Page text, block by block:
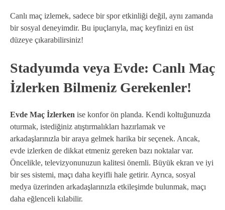
Canlı maç izlemek, sadece bir spor etkinliği değil, aynı zamanda
bir sosyal deneyimdir. Bu ipuçlarıyla, maç keyfinizi en üst
düzeye çıkarabilirsiniz!
Stadyumda veya Evde: Canlı Maç
İzlerken Bilmeniz Gerekenler!
Evde Maç İzlerken ise konfor ön planda. Kendi koltuğunuzda
oturmak, istediğiniz atıştırmalıkları hazırlamak ve
arkadaşlarınızla bir araya gelmek harika bir seçenek. Ancak,
evde izlerken de dikkat etmeniz gereken bazı noktalar var.
Öncelikle, televizyonunuzun kalitesi önemli. Büyük ekran ve iyi
bir ses sistemi, maçı daha keyifli hale getirir. Ayrıca, sosyal
medya üzerinden arkadaşlarınızla etkileşimde bulunmak, maçı
daha eğlenceli kılabilir.